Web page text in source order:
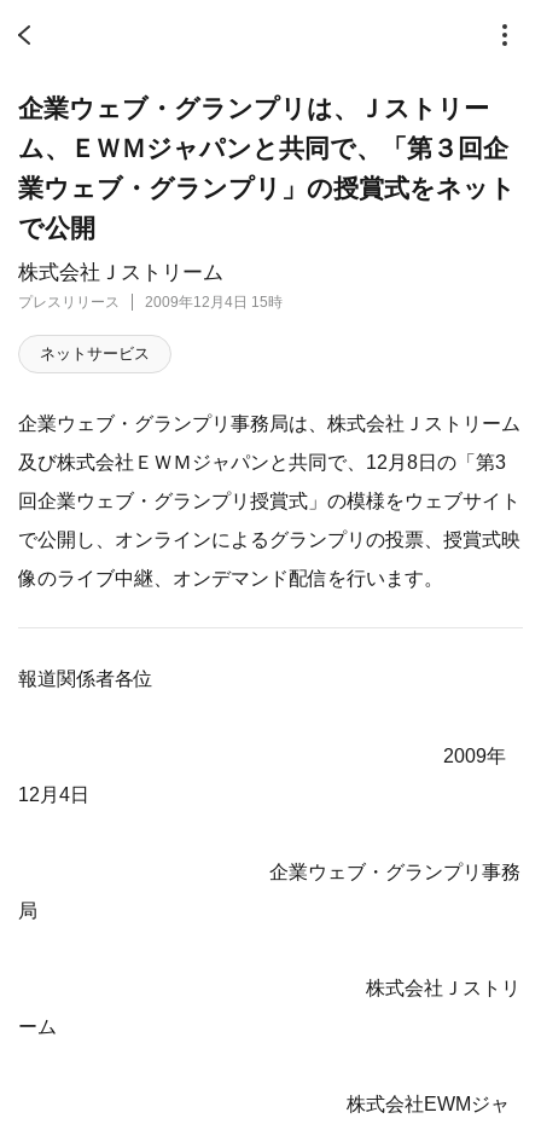
株式会社Ｊストリーム
プレスリリース 2009年12月4日 15時
企業ウェブ・グランプリは、Ｊストリー
ム、ＥＷＭジャパンと共同で、「第３回企
業ウェブ・グランプリ」の授賞式をネット
で公開
ネットサービス
企業ウェブ・グランプリ事務局は、株式会社Ｊストリーム
及び株式会社ＥＷＭジャパンと共同で、12月8日の「第3
回企業ウェブ・グランプリ授賞式」の模様をウェブサイト
で公開し、オンラインによるグランプリの投票、授賞式映
像のライブ中継、オンデマンド配信を行います。
報道関係者各位
2009年
12月4日
企業ウェブ・グランプリ事務
局
株式会社Ｊストリ
ーム
株式会社EWMジャ